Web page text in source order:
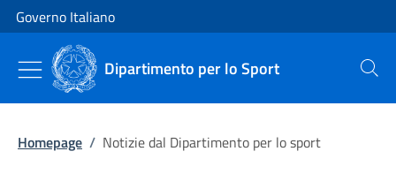
Vai al contenuto
Vai alla navigazione del sito
Governo Italiano
Dipartimento per lo Sport Cerca
Homepage / Notizie dal Dipartimento per lo sport